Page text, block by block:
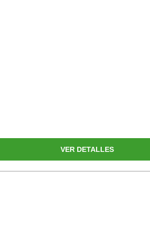
VER DETALLES